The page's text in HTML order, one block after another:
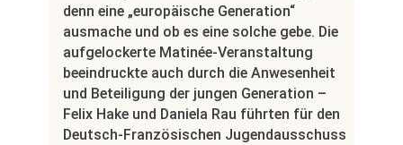
denn eine „europäische Generation“
ausmache und ob es eine solche gebe. Die
aufgelockerte Matinée-Veranstaltung
beeindruckte auch durch die Anwesenheit
und Beteiligung der jungen Generation –
Felix Hake und Daniela Rau führten für den
Deutsch-Französischen Jugendausschuss